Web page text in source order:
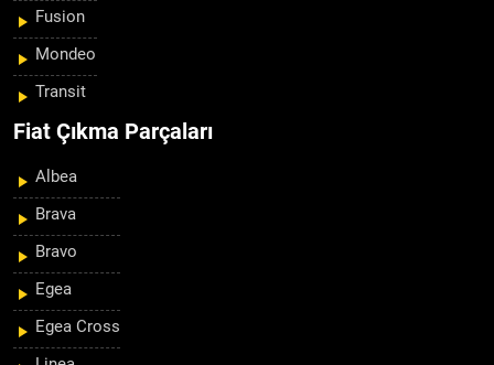
Fusion
Mondeo
Transit
Fiat Çıkma Parçaları
Albea
Brava
Bravo
Egea
Egea Cross